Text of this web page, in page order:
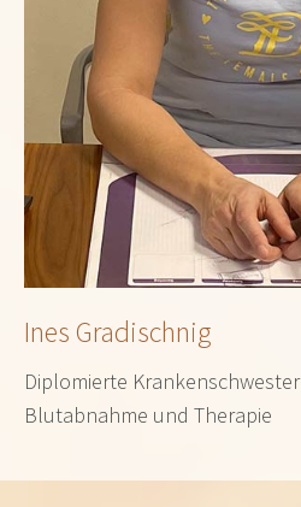
Ines Gradischnig
Diplomierte Krankenschwester
Blutabnahme und Therapie